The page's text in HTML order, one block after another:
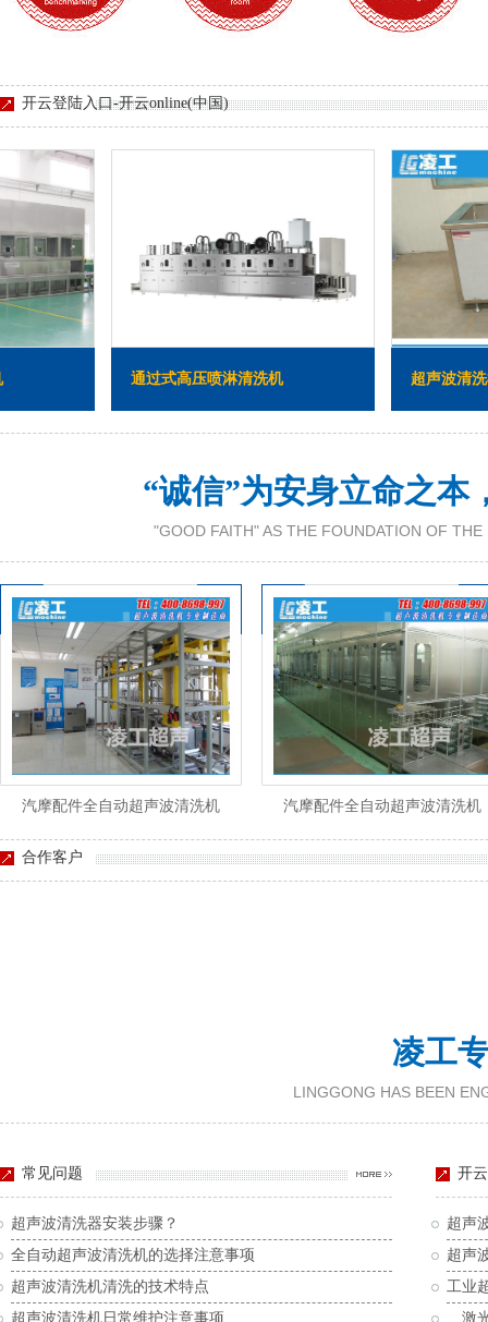
开云登陆入口-开云online(中国)
通过式高压喷淋清洗机 超声波清洗机
“诚信”为安身立命之本
"GOOD FAITH" AS THE FOUNDATION OF
汽摩配件全自动超声波清洗机 汽摩配件全自动超声波清洗机
合作客户
凌工
LINGGONG HAS BEEN
常见问题
超声波清洗器安装步骤？
全自动超声波清洗机的选择注意事项
超声波清洗机清洗的技术特点
超声波清洗机日常维护注意事项
开
超声
超声
工业
激